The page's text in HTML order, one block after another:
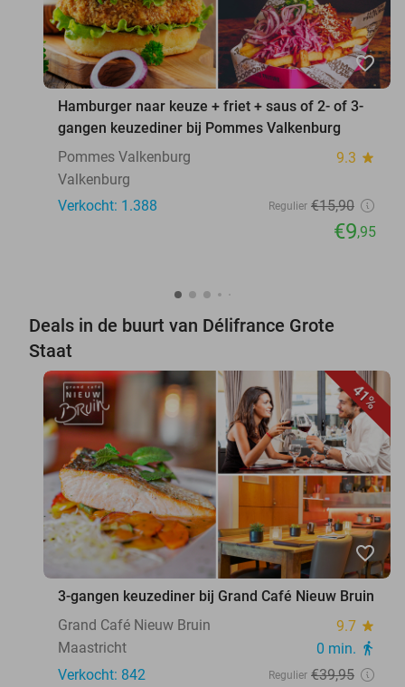
favorite_border
Hamburger naar keuze + friet + saus of 2- of 3-
gangen keuzediner bij Pommes Valkenburg
Pommes Valkenburg
9.3 star
Valkenburg
Verkocht: 1.388
Regulier €15,90
€9,95
Deals in de buurt van Délifrance Grote
Staat
41%
favorite_border
3-gangen keuzediner bij Grand Café Nieuw Bruin
Grand Café Nieuw Bruin
9.7 star
Maastricht 0 min. directions_walk
Verkocht: 842 Regulier €39,95